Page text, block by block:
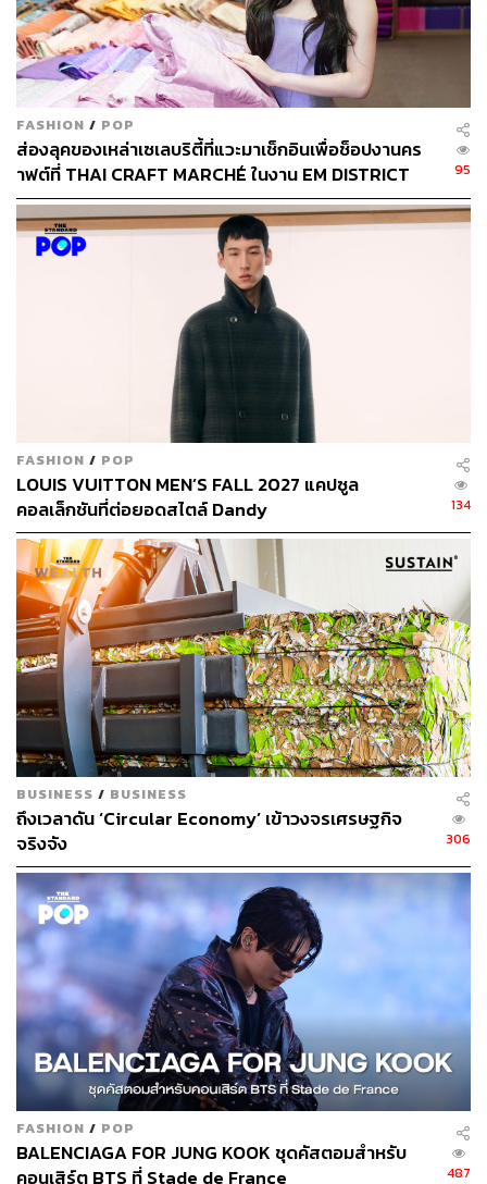
เรียกว่าในอนาคตมูลค่าตลาดจะสูงกว่าแบรนด์ฟาสต์แฟชั่น
ไม่ว่าจะเป็น ZARA หรือกระทั่ง H&M ดังนั้นจึงไม่แปลกใจ
หากในอนาคตเราจะได้เห็นแบรนด์ดังเริ่มกระโดด เข้ามามี
ส่วนร่วมในตลาดเสื้อผ้ามือสอง เพราะนอกจากจะเป็นโอกาส
ทางธุรกิจแล้ว ยังเป็นมิตรต่อสิ่งแวดล้อมด้วย
อ้างอิง:
https://www.bloomberg.com/news/articles/2023-03-1
4/h-m-launches-us-resale-platform-with-thredup-to-c
ut-fashion-waste
https://www.reuters.com/video/watch/hm-launches-re
sale-program-with-thredup-id762591325?chan=sjvu
สามารถติดตาม THE STANDARD WEALTH
ผ่านแอปพลิเคชันต่างๆ ที่คุณสะดวกหรือใช้งานอยู่แล้วได้เลย
TAGS: เสื้อผ้าเก่า ร้านขายเสื้อผ้า H&M Group
Sustain
Sustain Financing
thredUP H&M
Fast Fashion
แฟชั่น
ABOUT THE AUTHOR
จิรันธนิน กมลเลิศ
Content Creator ประจำ THE STANDARD
FASHION / POP
ส่องลุคของเหล่าเซเลบริตี้ที่แวะมาเช็กอินเพื่อช็อปงานคร
าฟต์ที่ THAI CRAFT MARCHÉ ในงาน EM DISTRICT
SENSE OF THAI 2026 [PR NEWS]
95
FASHION / POP
LOUIS VUITTON MEN’S FALL 2027 แคปซูล
คอลเล็กชันที่ต่อยอดสไตล์ Dandy
134
BUSINESS / BUSINESS
ถึงเวลาดัน ‘Circular Economy’ เข้าวงจรเศรษฐกิจ
จริงจัง
306
FASHION / POP
BALENCIAGA FOR JUNG KOOK ชุดคัสตอมสำหรับ
คอนเสิร์ต BTS ที่ Stade de France
487